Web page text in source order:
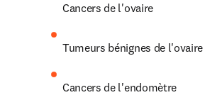
Cancers de l'ovaire
Tumeurs bénignes de l'ovaire
Cancers de l'endomètre